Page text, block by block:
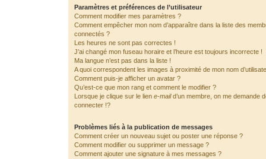
Paramètres et préférences de l’utilisateur
Comment modifier mes paramètres ?
Comment empêcher mon nom d’apparaître dans la liste des
connectés ?
Les heures ne sont pas correctes !
J’ai changé mon fuseau horaire et l’heure est toujours incorrecte !
Ma langue n’est pas dans la liste !
A quoi correspondent les images à proximité de mon nom
Comment puis-je afficher un avatar ?
Qu’est-ce que mon rang et comment le modifier ?
Lorsque je clique sur le lien e-maild’un membre, on me demande
connecter !?
Problèmes liés à la publication de messages
Comment créer un nouveau sujet ou poster une réponse ?
Comment modifier ou supprimer un message ?
Comment ajouter une signature à mes messages ?